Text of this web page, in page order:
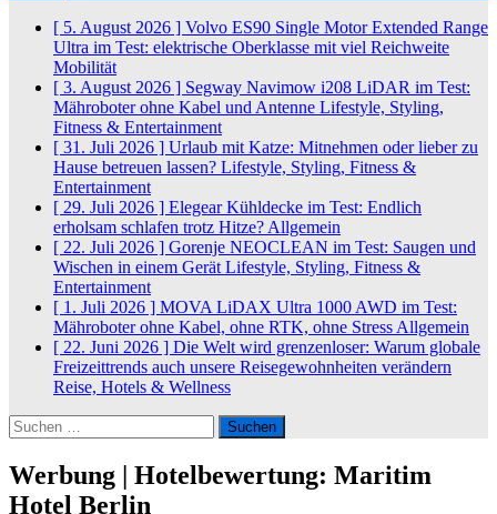
[ 5. August 2026 ] Volvo ES90 Single Motor Extended Range
Ultra im Test: elektrische Oberklasse mit viel Reichweite
Mobilität
[ 3. August 2026 ] Segway Navimow i208 LiDAR im Test:
Mähroboter ohne Kabel und Antenne Lifestyle, Styling,
Fitness & Entertainment
[ 31. Juli 2026 ] Urlaub mit Katze: Mitnehmen oder lieber zu
Hause betreuen lassen? Lifestyle, Styling, Fitness &
Entertainment
[ 29. Juli 2026 ] Elegear Kühldecke im Test: Endlich
erholsam schlafen trotz Hitze? Allgemein
[ 22. Juli 2026 ] Gorenje NEOCLEAN im Test: Saugen und
Wischen in einem Gerät Lifestyle, Styling, Fitness &
Entertainment
[ 1. Juli 2026 ] MOVA LiDAX Ultra 1000 AWD im Test:
Mähroboter ohne Kabel, ohne RTK, ohne Stress Allgemein
[ 22. Juni 2026 ] Die Welt wird grenzenloser: Warum globale
Freizeittrends auch unsere Reisegewohnheiten verändern
Reise, Hotels & Wellness
Suchen
nach:
Werbung | Hotelbewertung: Maritim
Hotel Berlin